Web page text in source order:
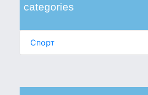
categories
Спорт